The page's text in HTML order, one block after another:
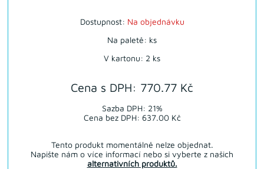
Cena s DPH: 770.77 Kč
Sazba DPH: 21%
Cena bez DPH: 637.00 Kč
Dostupnost: Na objednávku
Na paletě: ks
V kartonu: 2 ks
Tento produkt momentálně nelze objednat.
Napište nám o více informací nebo si vyberte z našich
alternativních produktů.